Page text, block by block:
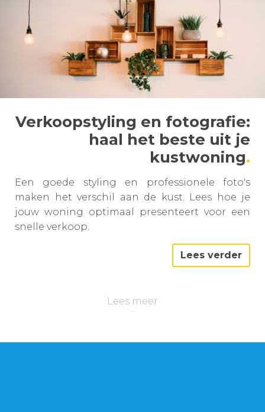
Verkoopstyling en fotografie:
haal het beste uit je
kustwoning
Een goede styling en professionele foto's
maken het verschil aan de kust. Lees hoe je
jouw woning optimaal presenteert voor een
snelle verkoop.
Lees verder
Lees meer